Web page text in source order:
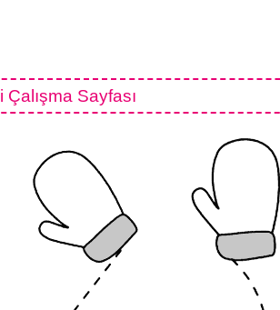
Çalışma Sayfası